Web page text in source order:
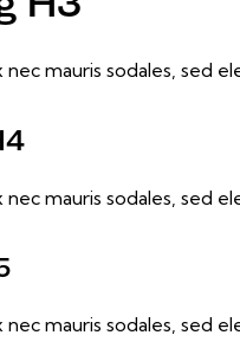
nec mauris sodales, sed
nec mauris sodales, sed
nec mauris sodales, sed